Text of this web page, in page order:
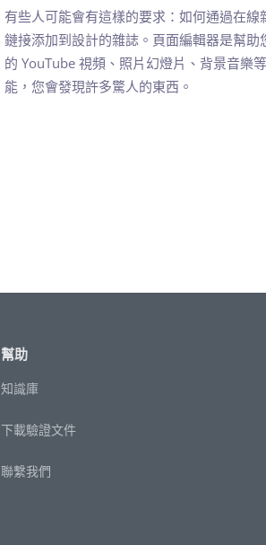
有些人可能會有這樣的要求：如何通過在
鏈接添加到設計的雜誌。頁面編輯器是幫
的 YouTube 視頻、照片幻燈片、背景音樂
能，您會發現許多驚人的東西。
幫助
知識庫
下載驗證文件
聯繫我們